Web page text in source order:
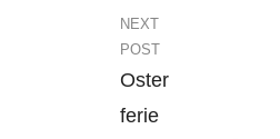
NEXT
POST
Oster
ferie